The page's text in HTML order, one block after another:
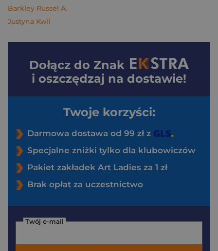
Barkley Russel A.
Justyna Kwil
Dołącz do Znak
i oszczędzaj na dostawie!
Twoje korzyści:
Darmowa dostawa od 99 zł z
Specjalne zniżki tylko dla klubowiczów
Pakiet zakładek Art Ladies za 1 zł
Brak opłat za uczestnictwo
Twój e-mail